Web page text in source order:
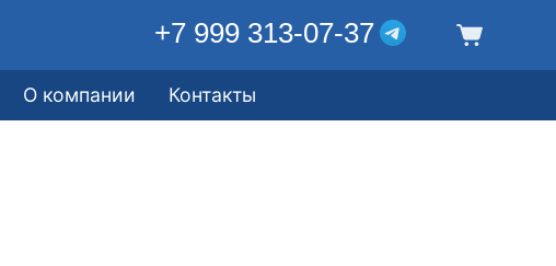
+7 999 313-07-37
О компании Контакты